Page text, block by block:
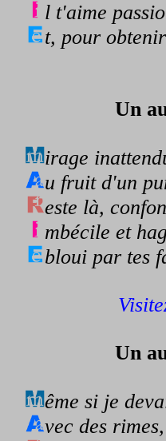
l t'aime
t, pour
Un
irage
u fruit d'un
este là,
mbécile et
bloui par tes
Un
ême si je
vec des